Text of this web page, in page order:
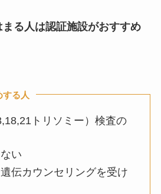
る人は認証施設がおすすめ
る人
トリソミー）検査の
い
伝カウンセリングを受け